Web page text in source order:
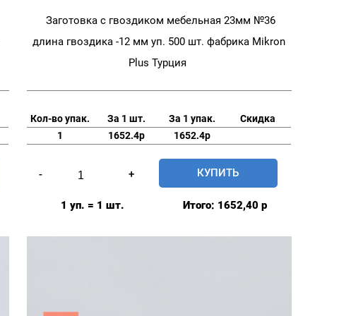
Заготовка с гвоздиком мебельная 23мм №36
длина гвоздика -12 мм уп. 500 шт. фабрика Mikron
Plus Турция
Кол-во упак. За 1 шт. За 1 упак.
Скидка
1
1652.4р 1652.4р
-
товара
Заготовка
гвоздиком
+ КУПИТЬ
1 уп. = 1 шт. Итого: 1652,40 р